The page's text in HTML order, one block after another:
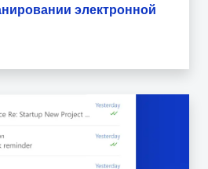
электронной